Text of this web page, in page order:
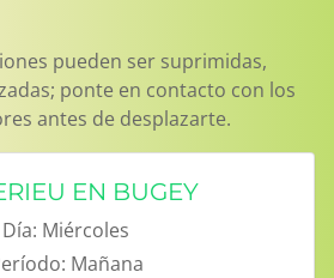
pueden ser suprimidas,
ponte en contacto con los
antes de desplazarte.
EN BUGEY
Día: Miércoles
Mañana